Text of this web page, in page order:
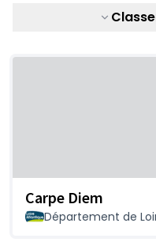
Carpe Diem
Département de